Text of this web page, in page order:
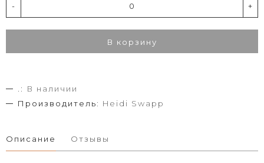
- +
В корзину
.:
В наличии
Производитель: Heidi Swapp
Описание Отзывы